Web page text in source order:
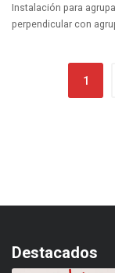
Instalación para
perpendicular con
1
Destacados